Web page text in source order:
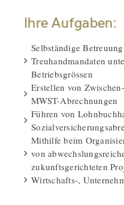
Ihre Aufgaben:
Selbständige
Treuhandmandaten
Betriebsgrössen
Erstellen von
MWST-Abrechnungen
Führen von
Mithilfe beim
von
zukunftsgerichteten
Wirtschafts-,